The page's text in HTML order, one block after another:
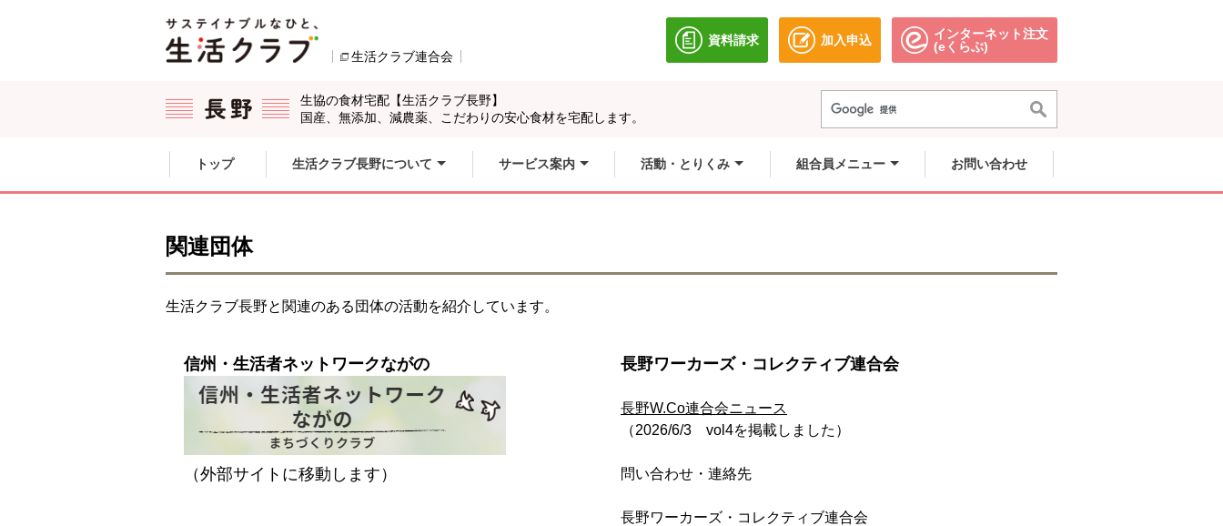
生活クラブ連合会
資料請求
別のウィンドウで開きます。
加入申込
別のウィンドウで開きます。
インターネット注文
(eくらぶ)別のウィンドウで開きます。
生協の食材宅配【生活クラブ長野】
国産、無添加、減農薬、こだわりの安心食材を宅配します。
ここからサイト内共通メニューです。
サイト内共通メニューをスキップする
トップ 生活クラブ長野について サービス案内 活動・とりくみ 組合員メニュー お問い合わせ
関連団体
生活クラブ長野と関連のある団体の活動を紹介しています。
信州・生活者ネットワークながの
（外部サイトに移動します）
長野ワーカーズ・コレクティブ連合会
長野W.Co連合会ニュース
（2026/6/3 vol4を掲載しました）
問い合わせ・連絡先
長野ワーカーズ・コレクティブ連合会